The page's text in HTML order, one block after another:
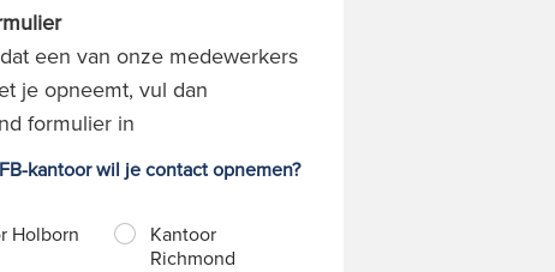
een van onze medewerkers
je opneemt, vul dan
formulier in
kantoor wil je contact opnemen?
Holborn
Kantoor
Richmond